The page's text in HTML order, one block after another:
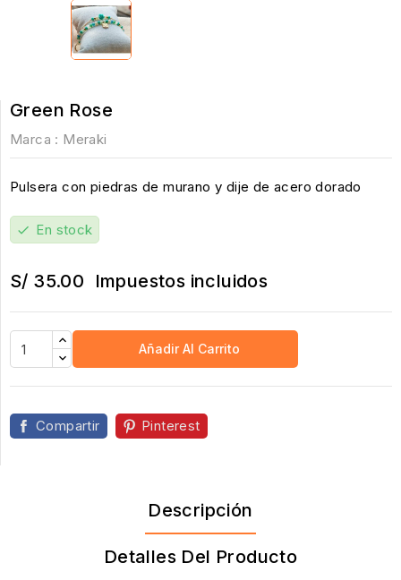
Green Rose
Marca : Meraki
Pulsera con piedras de murano y dije de acero dorado
check En stock
S/ 35.00 Impuestos incluidos
Añadir Al Carrito
Compartir Pinterest
Descripción
Detalles Del Producto